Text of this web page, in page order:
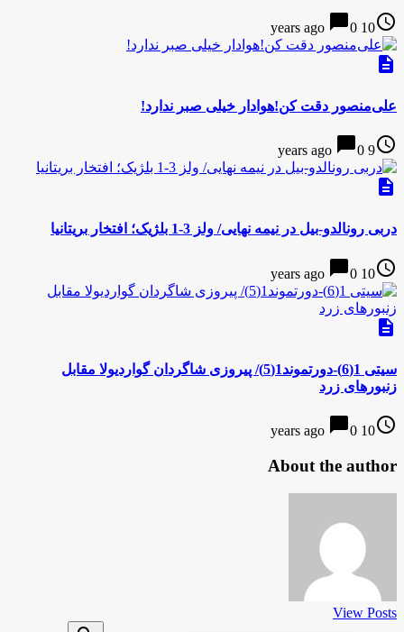
access_time
10 years ago
chat_bubble0
description
علی‌منصور دقت کن!هوادار خیلی صبر ندارد!
access_time
9 years ago
chat_bubble0
description
دربی رونالدو-بیل در نیمه نهایی/ ولز 3-1 بلژیک؛ افتخار بریتانیا
access_time
10 years ago
chat_bubble0
description
سیتی 1(6)-دورتموند1(5)/ پیروزی شاگردان گواردیولا مقابل
زنبورهای زرد
access_time
10 years ago
chat_bubble0
About the author
View Posts